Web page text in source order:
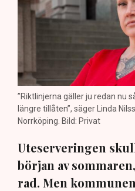
”Riktlinjerna gäller ju redan nu
längre tillåten”, säger Linda
Norrköping. Bild: Privat
Uteserveringen
början av
rad. Men